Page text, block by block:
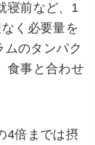
寝前など、1
く必要量を
のタンパク
食事と合わせ
4倍までは摂